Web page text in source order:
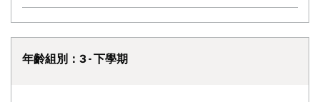
年齡組別：3 - 下學期